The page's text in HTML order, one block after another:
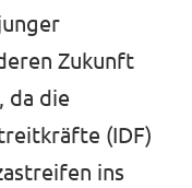
Zukunft
da die
(IDF)
ins